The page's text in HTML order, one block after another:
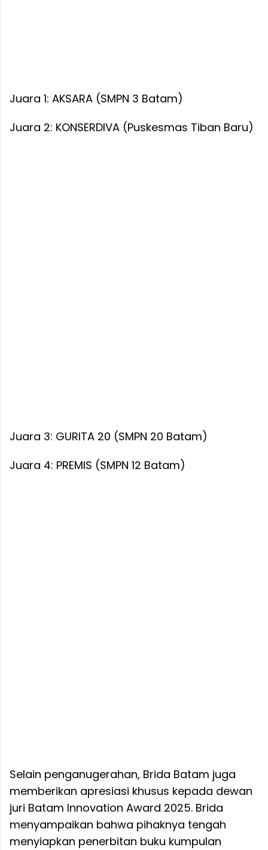
Juara 1: AKSARA (SMPN 3 Batam)
Juara 2: KONSERDIVA (Puskesmas Tiban Baru)
Juara 3: GURITA 20 (SMPN 20 Batam)
Juara 4: PREMIS (SMPN 12 Batam)
Selain penganugerahan, Brida Batam juga
memberikan apresiasi khusus kepada dewan
juri Batam Innovation Award 2025. Brida
menyampaikan bahwa pihaknya tengah
menyiapkan penerbitan buku kumpulan